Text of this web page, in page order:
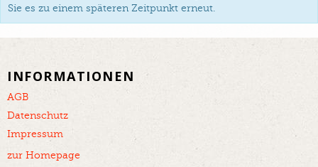
Sie es zu einem späteren Zeitpunkt erneut.
INFORMATIONEN
AGB
Datenschutz
Impressum
zur Homepage